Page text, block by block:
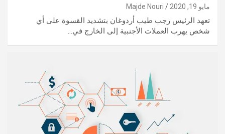
مايو 19, 2020 Majde Nouri
تعهد الرئيس رجب طيب أردوغان بتشديد القسوة على أي
شخص يهرب العملات الأجنبية إلى الخارج في…